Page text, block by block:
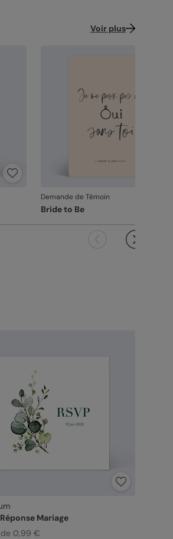
Voir plus
Demande de Témoin
Bride to Be
Mariage
0,99 €